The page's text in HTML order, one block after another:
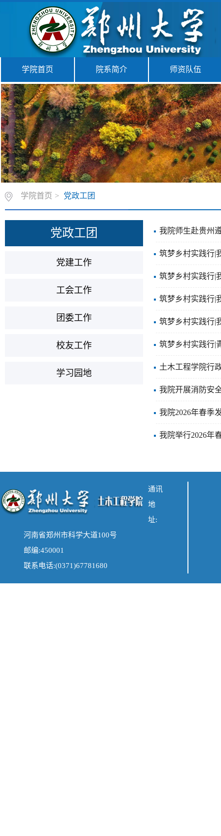
学院首页 院系简介 师资队伍
学院首页 > 党政工团
党政工团
党建工作
工会工作
团委工作
校友工作
学习园地
我院师生赴贵州
筑梦乡村实践行|
筑梦乡村实践行|
筑梦乡村实践行|
筑梦乡村实践行|
筑梦乡村实践行|
土木工程学院行
我院开展消防安
我院2026年春季
我院举行2026年
通讯
地
址:
河南省郑州市科学大道100号
邮编:450001
联系电话:(0371)67781680